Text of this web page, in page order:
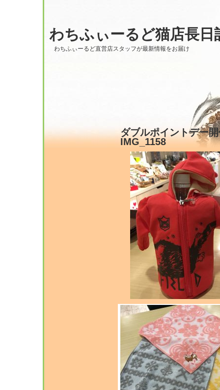
わちふぃーるど猫店長日
わちふぃーるど直営店スタッフが最新情報をお届け
ダブルポイントデー
IMG_1158